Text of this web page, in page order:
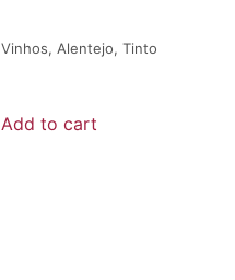
Vinhos, Alentejo, Tinto
Add to cart